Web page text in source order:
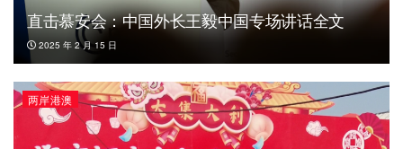
直击慕安会：中国外长王毅中国专场讲话全文
2025 年 2 月 15 日
两岸港澳